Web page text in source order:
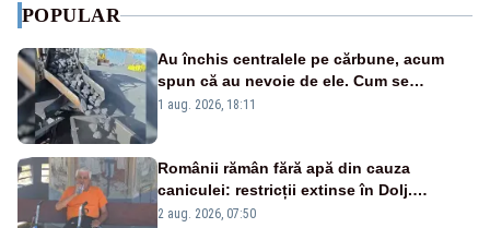
POPULAR
Au închis centralele pe cărbune, acum
spun că au nevoie de ele. Cum se
pasează vina în plină criză energetică
1 aug. 2026, 18:11
Românii rămân fără apă din cauza
caniculei: restricții extinse în Dolj.
Oamenii au „cu program la robinet”
2 aug. 2026, 07:50